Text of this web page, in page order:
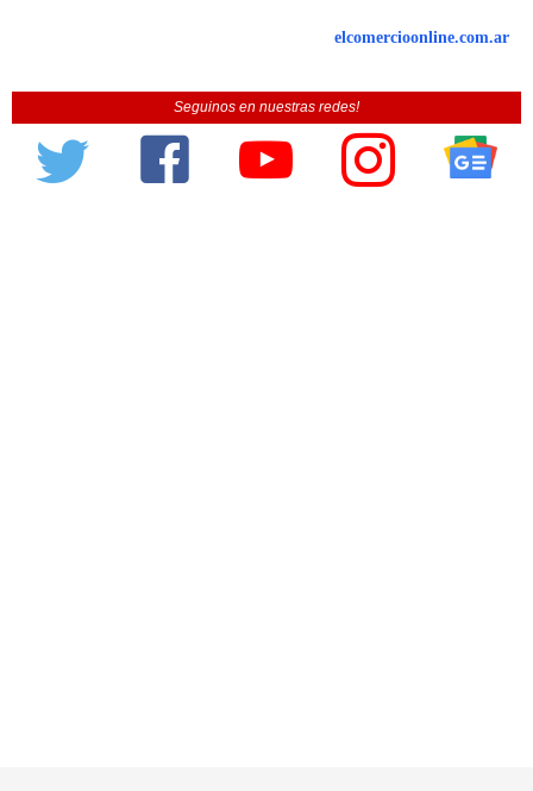
elcomercioonline.com.ar
Seguinos en nuestras redes!